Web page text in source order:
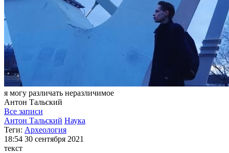
я могу различать неразличимое
Антон Тальский
Все записи
Антон Тальский Наука
Теги: Археология
18:54 30 сентября 2021
текст